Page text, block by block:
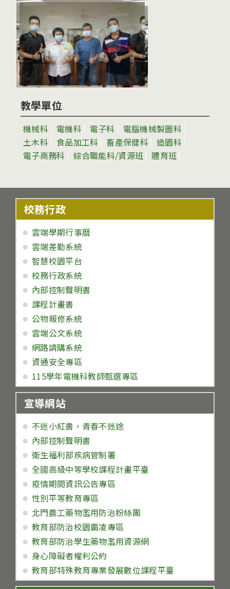
教學單位
機械科 電機科 電子科
電腦機械製圖科
土木科
食品加工科 畜產保健科
造園科
電子商務科
綜合職能科/資源班 體育班
校務行政
雲端學期行事曆
雲端差勤系統
智慧校園平台
校務行政系統
內部控制聲明書
課程計畫書
公物報修系統
雲端公文系統
網路請購系統
資通安全專區
115學年電機科教師甄選專區
宣導網站
不迷小紅書，青春不迷途
內部控制聲明書
衛生福利部疾病管制署
全國高級中等學校課程計畫平臺
疫情期間資訊公告專區
性別平等教育專區
北門農工藥物濫用防治粉絲團
教育部防治校園霸凌專區
教育部防治學生藥物濫用資源網
身心障礙者權利公約
教育部特殊教育專業發展數位課程平臺